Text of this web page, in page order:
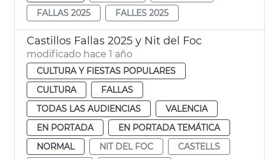
FALLAS 2025
FALLES 2025
Castillos Fallas 2025 y Nit del Foc
modificado hace 1 año
CULTURA Y FIESTAS POPULARES
CULTURA
FALLAS
TODAS LAS AUDIENCIAS
VALENCIA
EN PORTADA
EN PORTADA TEMÁTICA
NORMAL
NIT DEL FOC
CASTELLS